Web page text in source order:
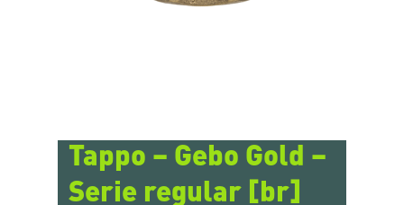
Tappo – Gebo Gold –
Serie regular [br]